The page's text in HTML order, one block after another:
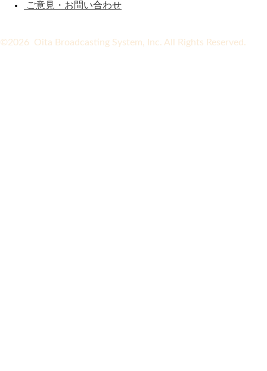
ご意見・お問い合わせ
©2026 Oita Broadcasting System, Inc. All Rights Reserved.